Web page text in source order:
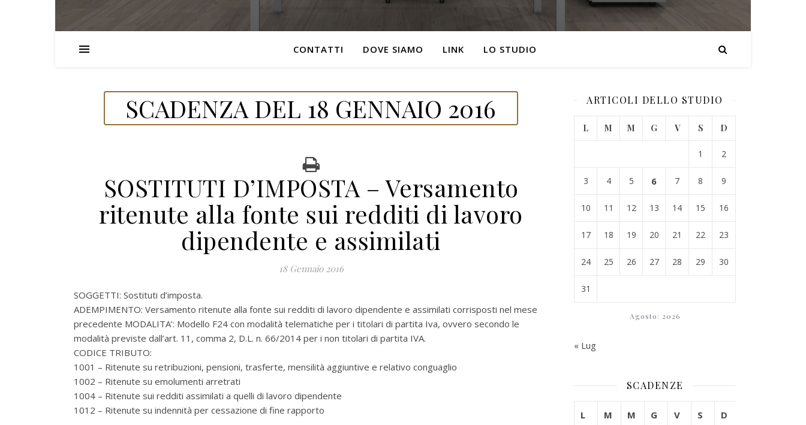
CONTATTI DOVE SIAMO LINK LO STUDIO
SCADENZA DEL 18 GENNAIO 2016
SOSTITUTI D’IMPOSTA – Versamento
ritenute alla fonte sui redditi di lavoro
dipendente e assimilati
18 Gennaio 2016
SOGGETTI: Sostituti d’imposta.
ADEMPIMENTO: Versamento ritenute alla fonte sui redditi di lavoro dipendente e assimilati corrisposti nel mese
precedente MODALITA’: Modello F24 con modalità telematiche per i titolari di partita Iva, ovvero secondo le
modalità previste dall’art. 11, comma 2, D.L. n. 66/2014 per i non titolari di partita IVA.
CODICE TRIBUTO:
1001 – Ritenute su retribuzioni, pensioni, trasferte, mensilità aggiuntive e relativo conguaglio
1002 – Ritenute su emolumenti arretrati
1004 – Ritenute sui redditi assimilati a quelli di lavoro dipendente
1012 – Ritenute su indennità per cessazione di fine rapporto
ARTICOLI DELLO STUDIO
Agosto: 2026
L M M G V S D
1 2
3 4 5 6 7 8 9
10 11 12 13 14 15 16
17 18 19 20 21 22 23
24 25 26 27 28 29 30
31
« Lug
SCADENZE
L M M G V S D